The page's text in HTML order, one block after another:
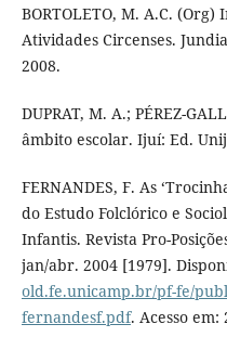
BORTOLETO, M. A.C.
Atividades Circenses.
2008.
DUPRAT, M. A.; PÉREZ-
âmbito escolar. Ijuí: Ed.
FERNANDES, F. As
do Estudo Folclórico e
Infantis. Revista Pro-
jan/abr. 2004 [1979].
old.fe.unicamp.br/pf-fe/
fernandesf.pdf. Acesso